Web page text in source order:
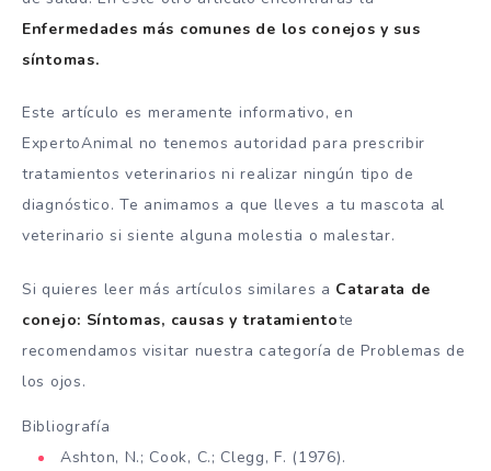
Enfermedades más comunes de los conejos y sus
síntomas.
Este artículo es meramente informativo, en
ExpertoAnimal no tenemos autoridad para prescribir
tratamientos veterinarios ni realizar ningún tipo de
diagnóstico. Te animamos a que lleves a tu mascota al
veterinario si siente alguna molestia o malestar.
Si quieres leer más artículos similares a Catarata de
conejo: Síntomas, causas y tratamientote
recomendamos visitar nuestra categoría de Problemas de
los ojos.
Bibliografía
Ashton, N.; Cook, C.; Clegg, F. (1976).